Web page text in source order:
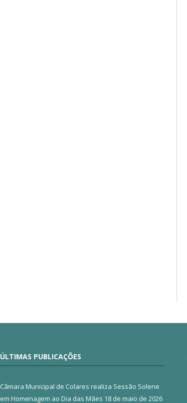
ÚLTIMAS PUBLICAÇÕES
Câmara Municipal de Colares realiza Sessão Solene
em Homenagem ao Dia das Mães 18 de maio de 2026